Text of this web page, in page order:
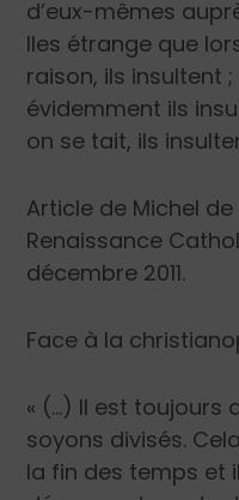
d’eux-mêmes
Iles étrange que
raison, ils insultent
évidemment ils
on se tait, ils
Article de Michel
Renaissance
décembre 2011.
Face à la
« (…) Il est toujours
soyons divisés.
la fin des temps et